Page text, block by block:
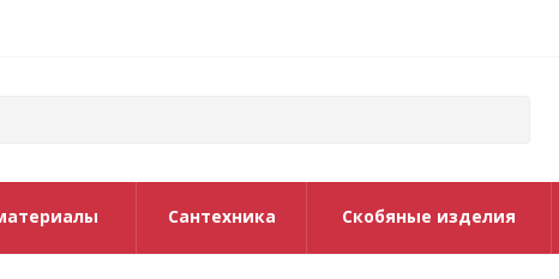
Сантехника Скобяные изделия